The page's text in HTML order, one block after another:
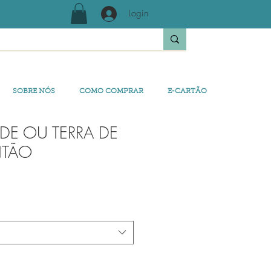
Login
SOBRE NÓS COMO COMPRAR E-CARTÃO
OU TERRA DE